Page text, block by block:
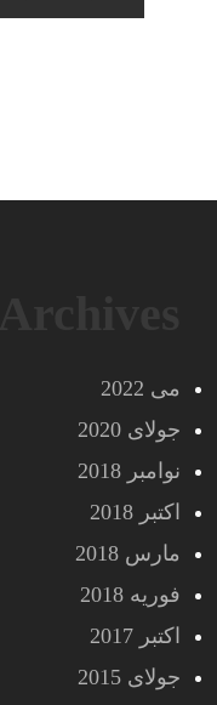
می 2022
جولای 2020
نوامبر 2018
اکتبر 2018
مارس 2018
فوریه 2018
اکتبر 2017
جولای 2015